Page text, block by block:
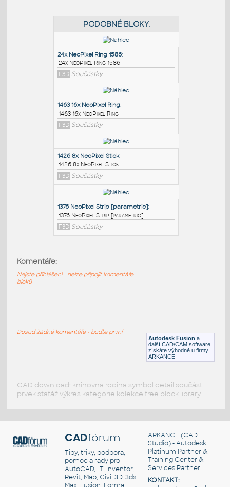
PODOBNÉ BLOKY
24x NeoPixel Ring 1586
24x NeoPixel Ring 1586
F3D Součástky
1463 16x NeoPixel Ring:
1463 16x NeoPixel Ring
F3D
Součástky
1426 8x NeoPixel Stick
1376 NeoPixel Strip [parametric]
Autodesk Fusion a
další CAD/CAM software
získáte výhodně u firmy
ARKANCE
Komentáře:
Nejste přihlášeni - nelze připojit komentáře
bloků
Dosud žádné komentáře - buďte první
CAD download: knihovna rodina symbol detail součást
prvek stafáž výkres kategorie kolekce free block library
CADfórum
Tipy, triky, podpora,
pomoc a rady pro
AutoCAD, LT, Inventor,
Revit, Map, Civil 3D, 3ds
ARKANCE (CAD
Studio) - Autodesk
Platinum Partner &
Training Center &
Services Partner
KONTAKT: